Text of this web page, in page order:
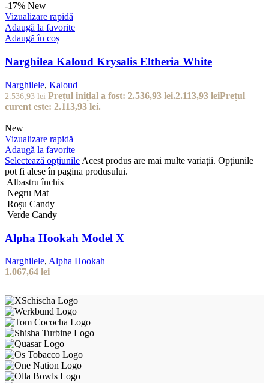
-17% New
Vizualizare rapidă
Adaugă la favorite
Adaugă în coș
Narghilea Kaloud Krysalis Eltheria White
Narghilele, Kaloud
2.536,93lei Prețul inițial a fost: 2.536,93 lei.2.113,93 leiPrețul
curent este: 2.113,93 lei.
New
Vizualizare rapidă
Adaugă la favorite
Selectează opțiunile Acest produs are mai multe variații. Opțiunile
pot fi alese în pagina produsului.
Albastru închis
Negru Mat
Roșu Candy
Verde Candy
Alpha Hookah Model X
Narghilele, Alpha Hookah
1.067,64 lei